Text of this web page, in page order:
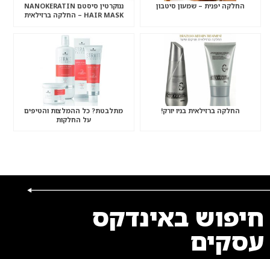
החלקה יפנית – שמעון סיטבון
ננוקרטין סיסטם NANOKERATIN
HAIR MASK – החלקה ברזילאית
החלקה ברזילאית בניו יורק!
מתלבטת? כל ההמלצות והטיפים
על החלקות
חיפוש באינדקס
עסקים